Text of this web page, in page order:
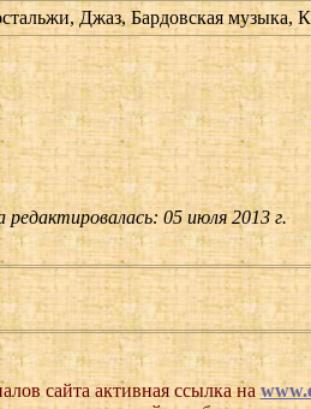
Джаз, Бардовская музыка,
редактировалась: 05 июля 2013 г.
сайта активная ссылка на